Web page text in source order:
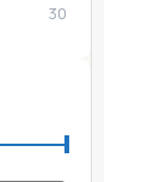
30